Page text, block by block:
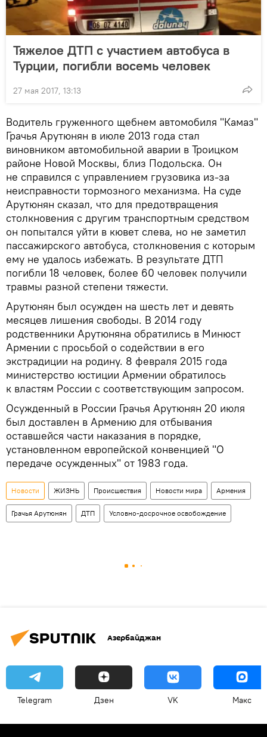
Тяжелое ДТП с участием автобуса в
Турции, погибли восемь человек
27 мая 2017, 13:13
Водитель груженного щебнем автомобиля "Камаз"
Грачья Арутюнян в июле 2013 года стал
виновником автомобильной аварии в Троицком
районе Новой Москвы, близ Подольска. Он
не справился с управлением грузовика из-за
неисправности тормозного механизма. На суде
Арутюнян сказал, что для предотвращения
столкновения с другим транспортным средством
он попытался уйти в кювет слева, но не заметил
пассажирского автобуса, столкновения с которым
ему не удалось избежать. В результате ДТП
погибли 18 человек, более 60 человек получили
травмы разной степени тяжести.
Арутюнян был осужден на шесть лет и девять
месяцев лишения свободы. В 2014 году
родственники Арутюняна обратились в Минюст
Армении с просьбой о содействии в его
экстрадиции на родину. 8 февраля 2015 года
министерство юстиции Армении обратилось
к властям России с соответствующим запросом.
Осужденный в России Грачья Арутюнян 20 июля
был доставлен в Армению для отбывания
оставшейся части наказания в порядке,
установленном европейской конвенцией "О
передаче осужденных" от 1983 года.
Новости ЖИЗНЬ Происшествия Новости мира Армения
Грачья Арутюнян ДТП Условно-досрочное освобождение
Азербайджан
Telegram Дзен VK Макс